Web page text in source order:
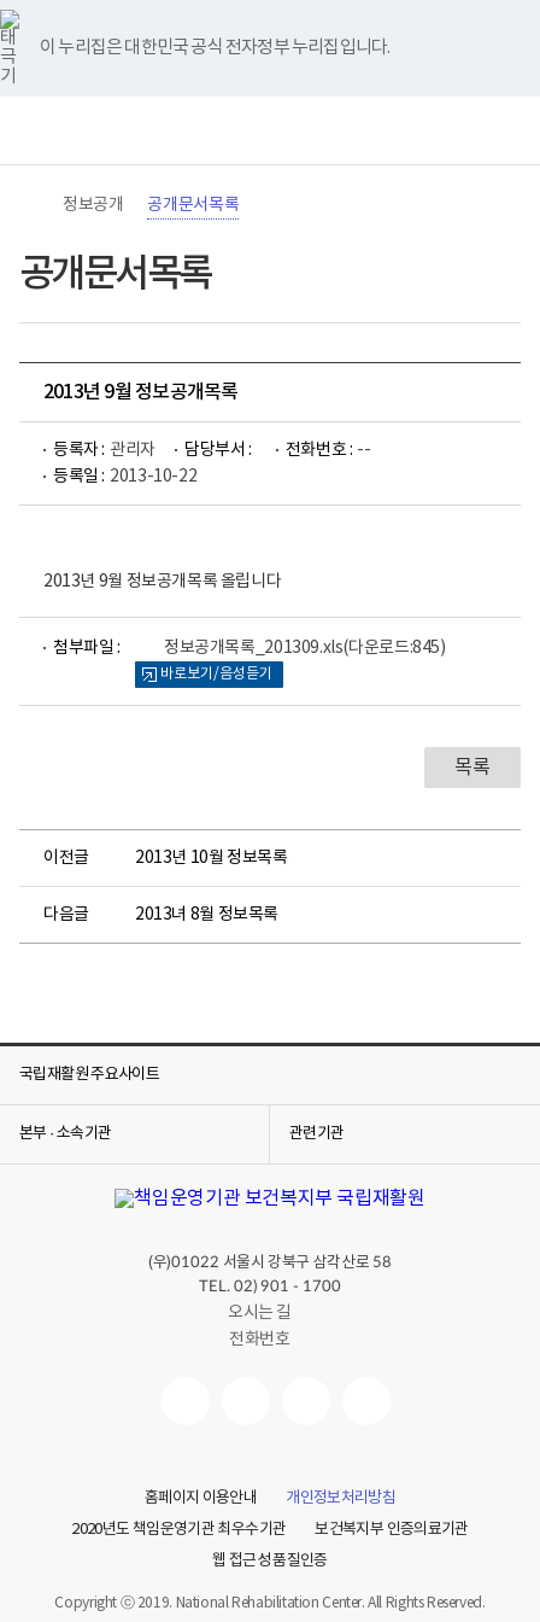
바
로
가
기
메
이 누리집은 대한민국 공식 전자정부 누리집입니다.
너
비
767px
이
하
영
검
메
홈
정보공개 공개문서목록
공개문서목록
2013년 9월 정보공개목록
등록자 : 관리자 담당부서 : 전화번호 : --
등록일 : 2013-10-22
2013년 9월 정보공개목록 올립니다
첨부파일 : 정보공개목록_201309.xls(다운로드:845)
어
바로보기/음성듣기
목록
이전글 2013년 10월 정보목록
다음글 2013녀 8월 정보목록
국립재활원 주요사이트
본부 · 소속기관 관련기관
(우)01022 서울시 강북구 삼각산로 58
TEL. 02) 901 - 1700
오시는 길
전화번호
유
튜
브
블
로
그
인
스
타
그
램
페
이
스
북
홈페이지 이용안내
개인정보처리방침
2020년도 책임운영기관 최우수기관
보건복지부 인증의료기관
웹 접근성 품질인증
Copyright ⓒ 2019. National Rehabilitation Center. All Rights Reserved.